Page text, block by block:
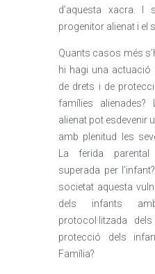
d’aquesta xacra. I
progenitor alienat i el
Quants casos més
hi hagi una actuació
de drets i de
famílies alienades?
alienat pot esdevenir
amb plenitud les
La ferida parental
superada per
societat aquesta
dels infants
protocol·litzada
protecció dels
Família?